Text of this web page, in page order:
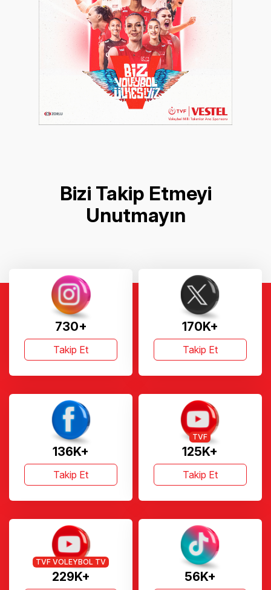
Bizi Takip Etmeyi
Unutmayın
730+
Takip Et
170K+
Takip Et
136K+
Takip Et
125K+
TVF
Takip Et
229K+
TVF VOLEYBOL TV
56K+